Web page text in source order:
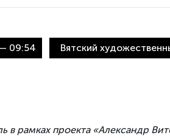
09:54
Вятский
в рамках проекта «Александр